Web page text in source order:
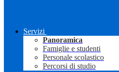
Servizi
Panoramica
Famiglie e studenti
Personale scolastico
Percorsi di studio